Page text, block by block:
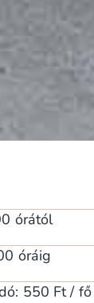
órától
óráig
550 Ft / fő